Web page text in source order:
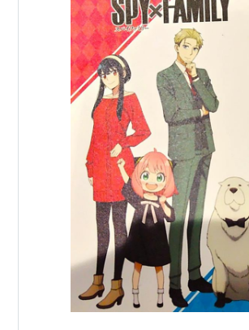
又は三年以上の禁錮に処し、その他
従事した者は一年以上十年以下の禁
三 付和随行し、その他単に暴動に
は、三年以下の禁錮に処する。
２ 前項の罪の未遂は、罰する。た
三号に規定する者については、この
（予備及び陰謀）
第七十八条 内乱の予備又は陰謀を
年以上十年以下の禁錮に処する。
（内乱等幇助）
第七十九条 兵器、資金若しくは食
又はその他の行為により、前二条の
者は、七年以下の禁錮に処する。